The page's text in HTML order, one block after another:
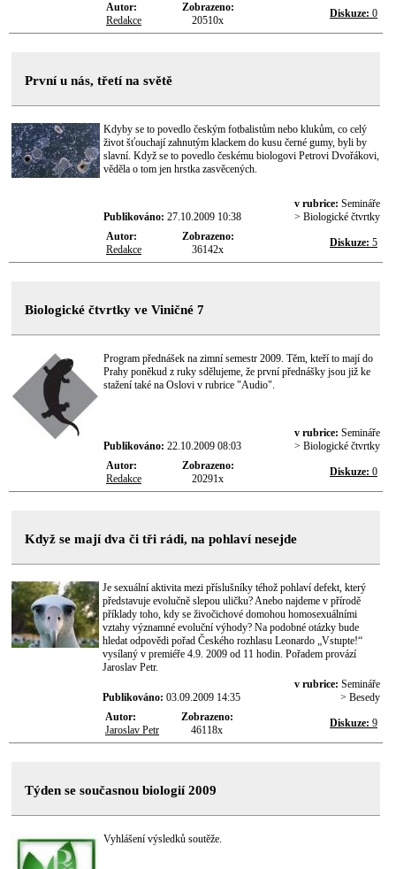
Autor:
Redakce
Zobrazeno:
20510x
Diskuze: 0
První u nás, třetí na světě
Kdyby se to povedlo českým fotbalistům nebo klukům, co celý
život šťouchají zahnutým klackem do kusu černé gumy, byli by
slavní. Když se to povedlo českému biologovi Petrovi Dvořákovi,
věděla o tom jen hrstka zasvěcených.
Publikováno: 27.10.2009 10:38
v rubrice: Semináře
> Biologické čtvrtky
Autor:
Redakce
Zobrazeno:
36142x
Diskuze: 5
Biologické čtvrtky ve Viničné 7
Program přednášek na zimní semestr 2009. Těm, kteří to mají do
Prahy poněkud z ruky sdělujeme, že první přednášky jsou již ke
stažení také na Oslovi v rubrice "Audio".
Publikováno: 22.10.2009 08:03
v rubrice: Semináře
> Biologické čtvrtky
Autor:
Redakce
Zobrazeno:
20291x
Diskuze: 0
Když se mají dva či tři rádi, na pohlaví nesejde
Je sexuální aktivita mezi příslušníky téhož pohlaví defekt, který
představuje evolučně slepou uličku? Anebo najdeme v přírodě
příklady toho, kdy se živočichové domohou homosexuálními
vztahy významné evoluční výhody? Na podobné otázky bude
hledat odpovědi pořad Českého rozhlasu Leonardo „Vstupte!“
vysílaný v premiéře 4.9. 2009 od 11 hodin. Pořadem provází
Jaroslav Petr.
Publikováno: 03.09.2009 14:35
v rubrice: Semináře
> Besedy
Autor:
Jaroslav Petr
Zobrazeno:
46118x
Diskuze: 9
Týden se současnou biologií 2009
Vyhlášení výsledků soutěže.